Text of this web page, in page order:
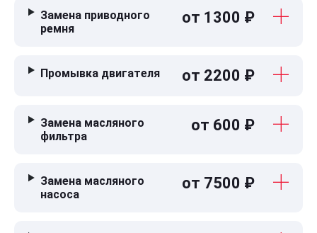
Замена приводного
ремня
от 1300 ₽
Промывка двигателя от 2200 ₽
Замена масляного
фильтра
от 600 ₽
Замена масляного
насоса
от 7500 ₽